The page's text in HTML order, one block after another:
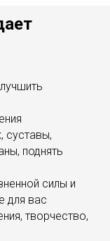
суставы,
поднять
силы и
для вас
творчество,